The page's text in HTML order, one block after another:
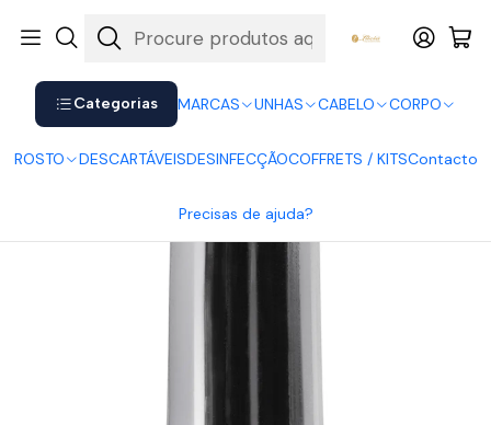
Categorias MARCAS UNHAS CABELO CORPO
ROSTO DESCARTÁVEISDESINFECÇÃOCOFFRETS / KITSContacto
Precisas de ajuda?
Shop now. Pay later with Klarna.
Andreia Vernizes HybridGel 66